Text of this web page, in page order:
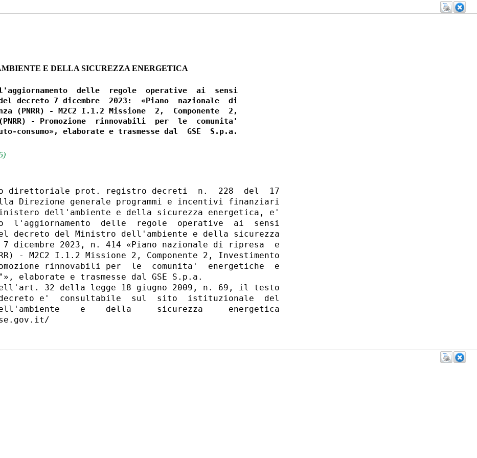
E DELLA SICUREZZA ENERGETICA
delle  regole  operative  ai  sensi
decreto 7 dicembre  2023:  «Piano  nazionale  di
(PNRR) - M2C2 I.1.2 Missione  2,  Componente  2,
- Promozione  rinnovabili  per  le  comunita'
consumo», elaborate e trasmesse dal  GSE  S.p.a.
direttoriale prot. registro decreti  n.  228  del  17
Direzione generale programmi e incentivi finanziari
dell'ambiente e della sicurezza energetica, e'
l'aggiornamento  delle  regole  operative  ai  sensi
decreto del Ministro dell'ambiente e della sicurezza
dicembre 2023, n. 414 «Piano nazionale di ripresa  e
- M2C2 I.1.2 Missione 2, Componente 2, Investimento
rinnovabili per  le  comunita'  energetiche  e
elaborate e trasmesse dal GSE S.p.a.
32 della legge 18 giugno 2009, n. 69, il testo
e'  consultabile  sul  sito  istituzionale  del
e    della     sicurezza     energetica